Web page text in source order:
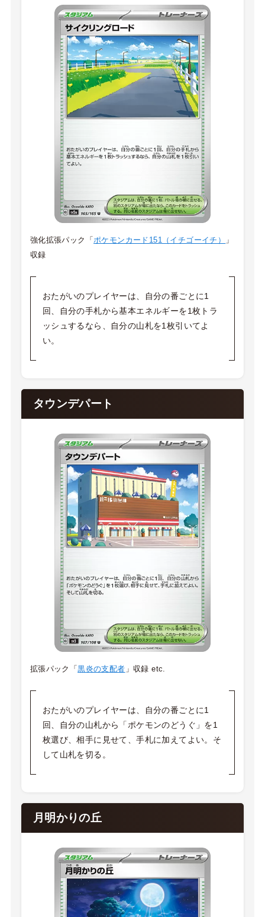
強化拡張パック「ポケモンカード151（イチゴーイチ）
」
収録
おたがいのプレイヤーは、自分の番ごとに1
回、自分の手札から基本エネルギーを1枚トラ
ッシュするなら、自分の山札を1枚引いてよ
い。
タウンデパート
拡張パック「黒炎の支配者 」収録 etc.
おたがいのプレイヤーは、自分の番ごとに1
回、自分の山札から「ポケモンのどうぐ」を1
枚選び、相手に見せて、手札に加えてよい。そ
して山札を切る。
月明かりの丘